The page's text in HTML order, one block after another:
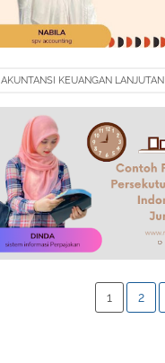
AKUNTANSI KEUANGAN LANJUTAN
1 2